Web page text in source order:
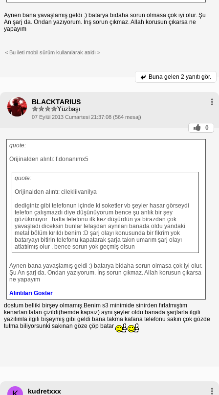
Aynen bana yavaşlamış geldi :) batarya bidaha sorun olmasa çok iyi olur. Şu
An şarj da. Ondan yazıyorum. İnş sorun çıkmaz. Allah korusun çıkarsa ne
yapayım
< Bu ileti mobil sürüm kullanılarak atıldı >
Buna gelen 2 yanıtı gör.
BLACKTARIUS
Yüzbaşı
07 Eylül 2013 Cumartesi 21:37:08 (564 mesaj)
0
quote:
Orijinalden alıntı: f.donanımx5
quote:
Orijinalden alıntı: cilekliivanilya
dediginiz gibi telefonun içinde ki soketler vb şeyler hasar görseydi
telefon çalışmazdı diye düşünüyorum bence şu anlık bir şey
gözükmüyor . hatta telefonu ilk kez düşürdün ya birazdan çok
yavaşladı diceksin bunlar telaşdan aynıları banada oldu yandaki
metal bölüm kırıldı benim :D şarj olayı konusunda bir fikrim yok
bataryayı bitirin telefonu kapatarak şarja takın umarım şarj olayı
atlatılmış olur . bence sorun yok geçmiş olsun
Aynen bana yavaşlamış geldi :) batarya bidaha sorun olmasa çok iyi olur.
Şu An şarj da. Ondan yazıyorum. İnş sorun çıkmaz. Allah korusun çıkarsa
ne yapayım
Alıntıları Göster
dostum belliki birşey olmamış.Benim s3 minimide sinirden fırlatmıştım
kenarları falan çizildi(hemde kapsız) aynı şeyler oldu banada şarjlarla ilgili
yazılımla ilgili bişeymiş gibi geldi bana takma kafana telefonu sakın çok gözde
tutma biliyorsunki sakınan göze çöp batar
kudretxxx